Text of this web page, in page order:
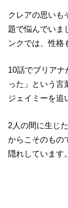
クレアの思いも
題で悩んでいま
ンクでは、性格
10話でブリアナ
った」という言
ジェイミーを追
2人の間に生じ
からこそのもの
隠れしています。